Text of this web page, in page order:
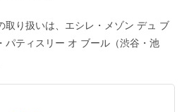
り扱いは、エシレ・メゾン デュ ブ
パティスリー オ ブール（渋谷・池